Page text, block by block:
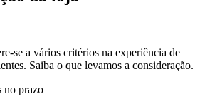
se a vários critérios na experiência de
Saiba o que levamos a consideração.
no prazo